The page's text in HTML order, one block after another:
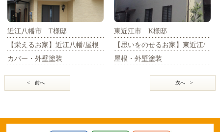
近江八幡市 T様邸
【栄えるお家】近江八幡/屋根
カバー・外壁塗装
東近江市 K様邸
【思いをのせるお家】東近江/
屋根・外壁塗装
< 前へ 次へ >